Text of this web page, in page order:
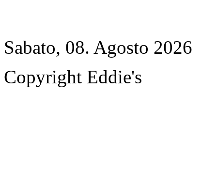
Sabato, 08. Agosto 2026
Copyright Eddie's